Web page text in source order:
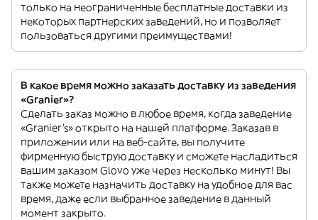
только на неограниченные бесплатные доставки из
некоторых партнерских заведений, но и позволяет
пользоваться другими преимуществами!
В какое время можно заказать доставку из заведения
«Granier»?
Сделать заказ можно в любое время, когда заведение
«Granier’s» открыто на нашей платформе. Заказав в
приложении или на веб-сайте, вы получите
фирменную быструю доставку и сможете насладиться
вашим заказом Glovo уже через несколько минут! Вы
также можете назначить доставку на удобное для вас
время, даже если выбранное заведение в данный
момент закрыто.